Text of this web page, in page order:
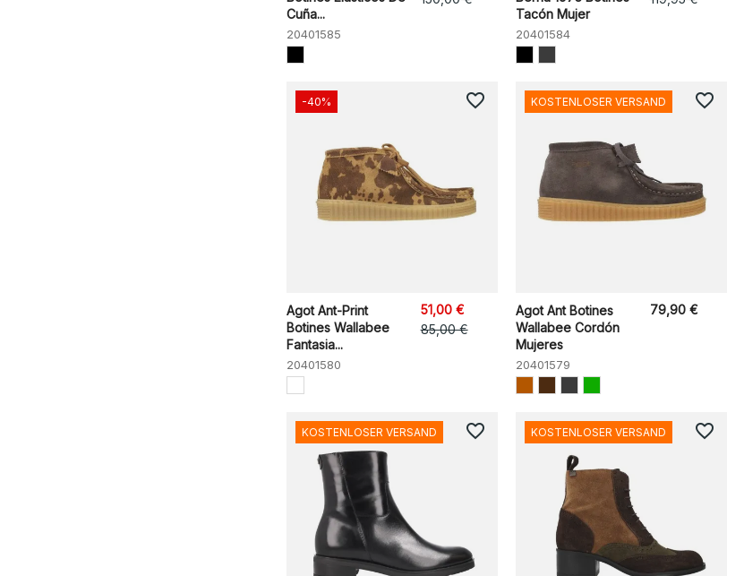
Cuña...
20401585
Tacón Mujer
20401584
Agot Ant-Print
Botines Wallabee
Fantasia...
20401580
51,00 €
85,00 €
-40% favorite_border
Agot Ant Botines
Wallabee Cordón
Mujeres
20401579
79,90 €
KOSTENLOSER VERSAND favorite_border
KOSTENLOSER VERSAND favorite_border KOSTENLOSER VERSAND favorite_border